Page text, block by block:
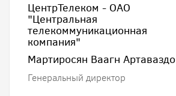
ЦентрТелеком - ОАО
"Центральная
телекоммуникационная
компания"
Мартиросян Ваагн
Генеральный директор